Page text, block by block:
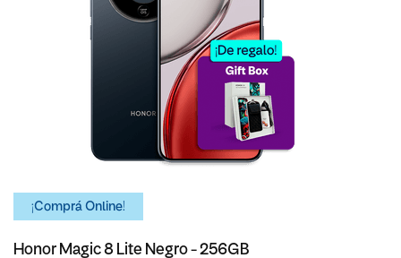
¡Comprá Online!
Honor Magic 8 Lite Negro - 256GB